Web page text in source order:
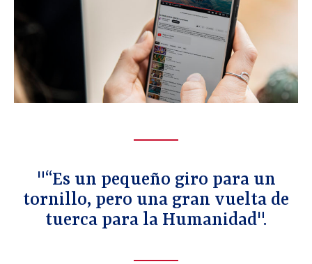
"“Es un pequeño giro para un
tornillo, pero una gran vuelta de
tuerca para la Humanidad".